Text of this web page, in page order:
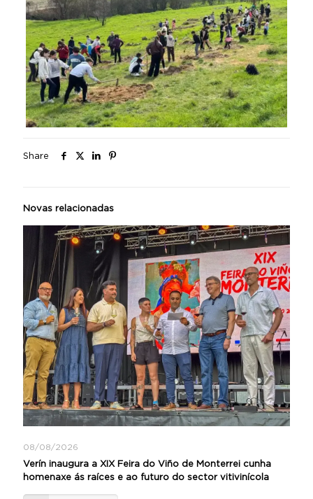
Share
Novas relacionadas
08/08/2026
Verín inaugura a XIX Feira do Viño de Monterrei cunha
homenaxe ás raíces e ao futuro do sector vitivinícola